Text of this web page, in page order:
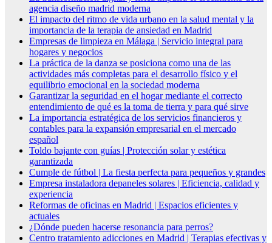
agencia diseño madrid moderna
El impacto del ritmo de vida urbano en la salud mental y la
importancia de la terapia de ansiedad en Madrid
Empresas de limpieza en Málaga | Servicio integral para
hogares y negocios
La práctica de la danza se posiciona como una de las
actividades más completas para el desarrollo físico y el
equilibrio emocional en la sociedad moderna
Garantizar la seguridad en el hogar mediante el correcto
entendimiento de qué es la toma de tierra y para qué sirve
La importancia estratégica de los servicios financieros y
contables para la expansión empresarial en el mercado
español
Toldo bajante con guías | Protección solar y estética
garantizada
Cumple de fútbol | La fiesta perfecta para pequeños y grandes
Empresa instaladora depaneles solares | Eficiencia, calidad y
experiencia
Reformas de oficinas en Madrid | Espacios eficientes y
actuales
¿Dónde pueden hacerse resonancia para perros?
Centro tratamiento adicciones en Madrid | Terapias efectivas y